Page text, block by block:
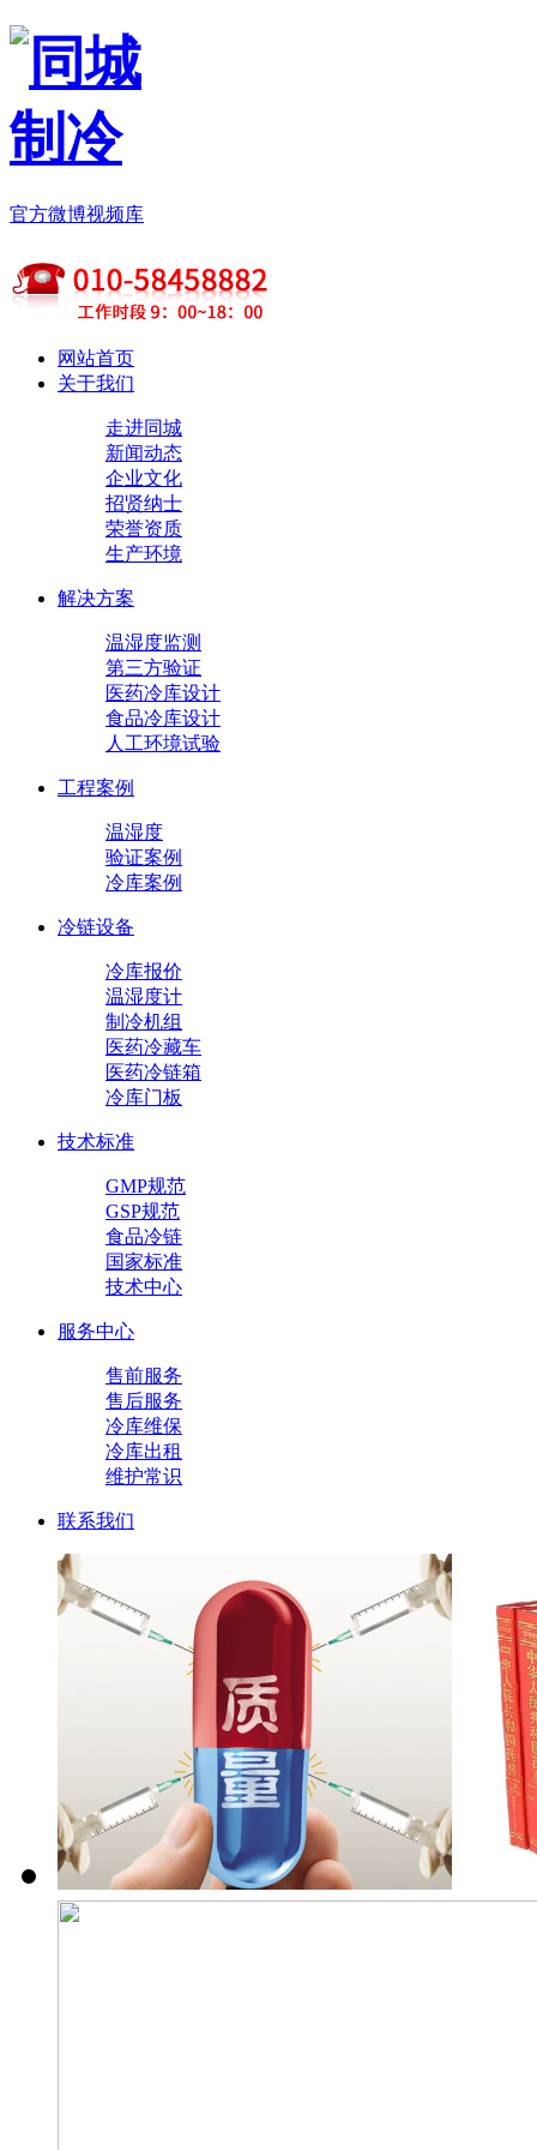
官方微博视频库
网站首页
关于我们
走进同城
新闻动态
企业文化
招贤纳士
荣誉资质
生产环境
解决方案
温湿度监测
第三方验证
医药冷库设计
食品冷库设计
人工环境试验
工程案例
温湿度
验证案例
冷库案例
冷链设备
冷库报价
温湿度计
制冷机组
医药冷藏车
医药冷链箱
冷库门板
技术标准
GMP规范
GSP规范
食品冷链
国家标准
技术中心
服务中心
售前服务
售后服务
冷库维保
冷库出租
维护常识
联系我们